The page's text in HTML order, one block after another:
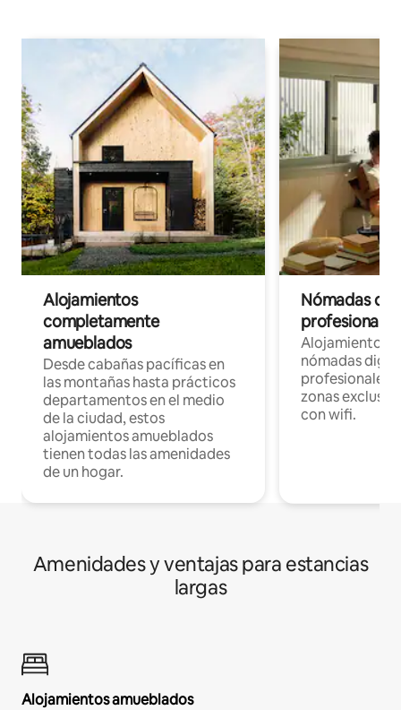
Alojamientos
completamente
amueblados
Desde cabañas pacíficas en
las montañas hasta prácticos
departamentos en el medio
de la ciudad, estos
alojamientos amueblados
tienen todas las amenidades
de un hogar.
Nómadas
Alojamientos
nómadas
profesionales
zonas
con wifi.
Amenidades y ventajas para estancias
largas
Alojamientos amueblados